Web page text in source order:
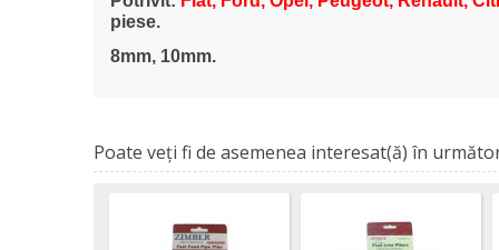
piese.
8mm, 10mm.
Poate veţi fi de asemenea interesat(ă) în